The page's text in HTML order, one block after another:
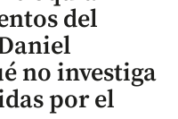
del
no investiga
por el